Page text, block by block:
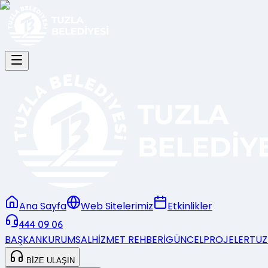
Ana Sayfa Web Sitelerimiz Etkinlikler
444 09 06
BAŞKANKURUMSALHİZMET REHBERİGÜNCELPROJELER
BİZE ULAŞIN